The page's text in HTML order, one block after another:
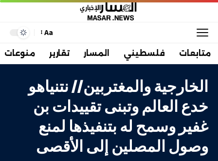
Aa
متابعات فلسطيني المسار تقارير منوعات
الخارجية والمغتربين// نتنياهو
خدع العالم وتبنى تقييدات بن
غفير وسمح له بتنفيذها لمنع
وصول المصلين إلى الأقصى